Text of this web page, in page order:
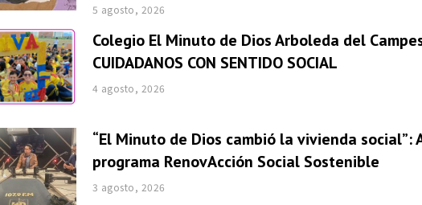
5 agosto, 2026
Colegio El Minuto de Dios Arboleda del
CUIDADANOS CON SENTIDO SOCIAL
4 agosto, 2026
“El Minuto de Dios cambió la vivienda social”:
programa RenovAcción Social Sostenible
3 agosto, 2026